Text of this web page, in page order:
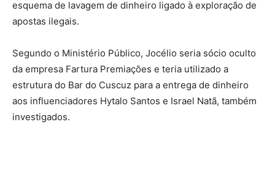
esquema de lavagem de dinheiro ligado à exploração de
apostas ilegais.
Segundo o Ministério Público, Jocélio seria sócio oculto
da empresa Fartura Premiações e teria utilizado a
estrutura do Bar do Cuscuz para a entrega de dinheiro
aos influenciadores Hytalo Santos e Israel Natã, também
investigados.